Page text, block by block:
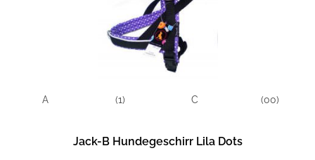
A (1) C (00)
Jack-B Hundegeschirr Lila Dots